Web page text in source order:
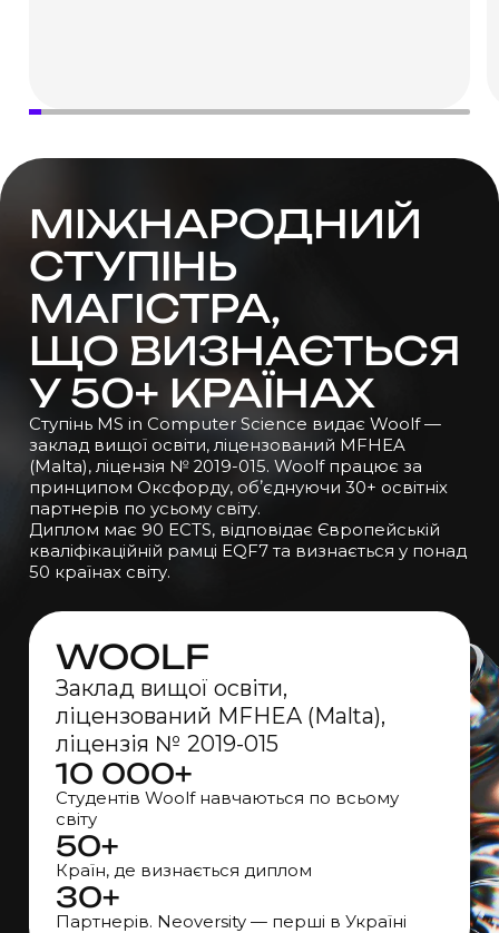
МІЖНАРОДНИЙ
СТУПІНЬ
МАГІСТРА,
ЩО ВИЗНАЄТЬСЯ
У 50+ КРАЇНАХ
Ступінь MS in Computer Science видає Woolf —
заклад вищої освіти, ліцензований MFHEA
(Malta), ліцензія № 2019-015. Woolf працює за
принципом Оксфорду, обʼєднуючи 30+ освітніх
партнерів по усьому світу.
Диплом має 90 ECTS, відповідає Європейській
кваліфікаційній рамці EQF7 та визнається у понад
50 країнах світу.
WOOLF
Заклад вищої освіти,
ліцензований MFHEA (Malta),
ліцензія № 2019-015
10 000+
Студентів Woolf навчаються по всьому
світу
50+
Країн, де визнається диплом
30+
Партнерів. Neoversity — перші в Україні